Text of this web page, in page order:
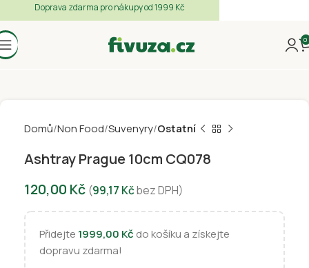
0
Domů Non Food Suvenyry Ostatní
Ashtray Prague 10cm CQ078
120,00 Kč (99,17 Kčbez DPH)
Přidejte 1999,00 Kč do košíku a získejte
dopravu zdarma!
Doprava zdarma pro nákupy od 1999 Kč